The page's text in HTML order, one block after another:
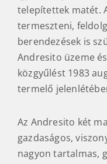
A szövetkezet fura
jött létre. A
magának
argentin állam
ösztönözte,
telepítettek matét.
termeszteni,
berendezések is